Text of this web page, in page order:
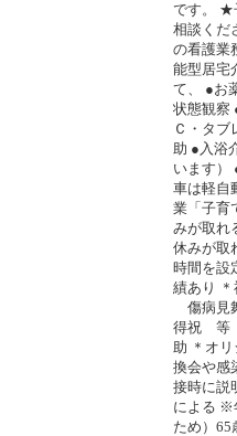
です。 ★
相談くだ
の看護業
能型居宅
て、 ●お
状態観察
Ｃ・タブ
助 ●入浴
います）
車は軽自
業「子育
みが取れ
休みが取
時間を
績あり ＊
傷病見
得祝 等
助 ＊オ
換会や感
接時に説
による ※
ため）65